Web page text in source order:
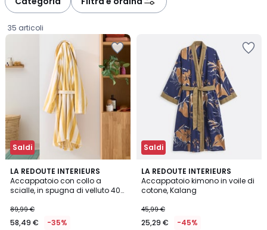
35 articoli
Saldi
LA REDOUTE INTERIEURS
Accappatoio con collo a
scialle, in spugna di velluto 400
€
Invece
89,99 €
58,49 € -35%
5
/
5
2
Colori
Saldi
LA REDOUTE INTERIEURS
Accappatoio kimono in voile di
cotone, Kalang
45,99 €
25,29 € -45%
4,4
/ 5